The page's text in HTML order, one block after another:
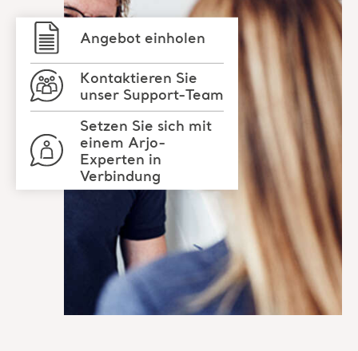
Setzen Sie sich mit
Experten in
Verbindung